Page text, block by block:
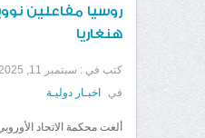
روسيا مفاعلين
هنغاريا
كتب في : سبتمبر 11, 2025
في
اخبـار دوليـة
ألغت محكمة الاتحاد